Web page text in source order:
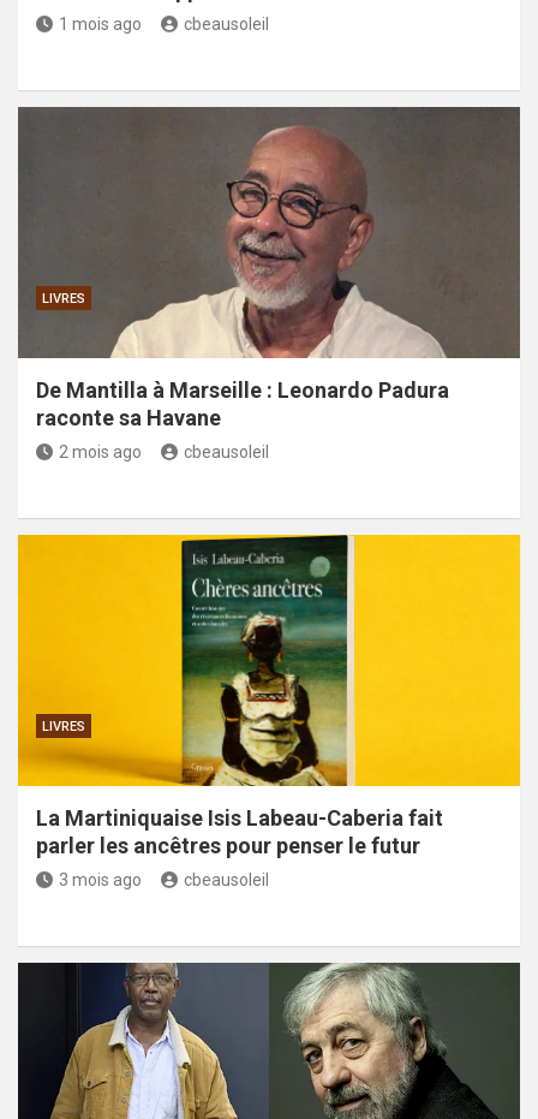
1 mois ago cbeausoleil
LIVRES
De Mantilla à Marseille : Leonardo Padura
raconte sa Havane
2 mois ago cbeausoleil
LIVRES
La Martiniquaise Isis Labeau-Caberia fait
parler les ancêtres pour penser le futur
3 mois ago cbeausoleil